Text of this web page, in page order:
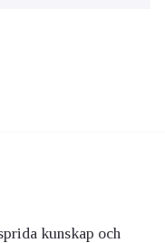
kunskap och